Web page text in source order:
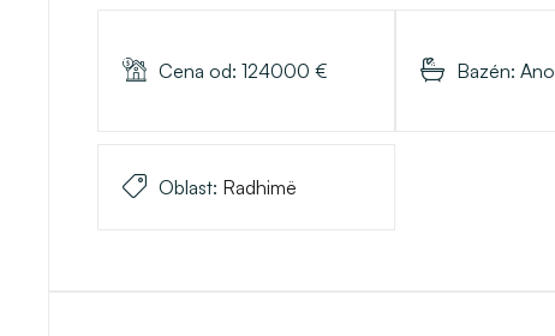
Cena od: 124000 € Bazén: Ano
Oblast: Radhimë